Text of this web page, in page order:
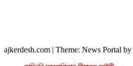
ajkerdesh.com | Theme: News Portal by